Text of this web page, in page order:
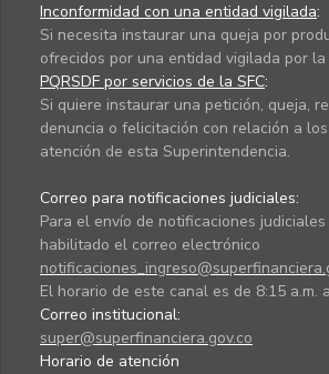
Inconformidad con una entidad vigilada:
Si necesita instaurar una queja por
ofrecidos por una entidad vigilada por la
PQRSDF por servicios de la SFC:
Si quiere instaurar una petición, queja,
denuncia o felicitación con relación a
atención de esta Superintendencia.
Correo para notificaciones judiciales:
Para el envío de notificaciones
habilitado el correo electrónico
El horario de este canal es de 8:15 a.m.
Correo institucional:
super@superfinanciera.gov.co
Horario de atención